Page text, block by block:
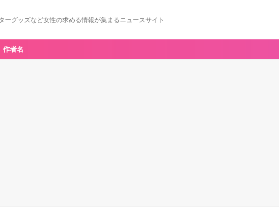
ーグッズなど女性の求める情報が集まるニュースサイト
作者名